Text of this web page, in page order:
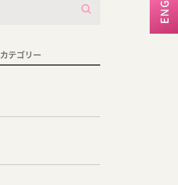
カテゴリー